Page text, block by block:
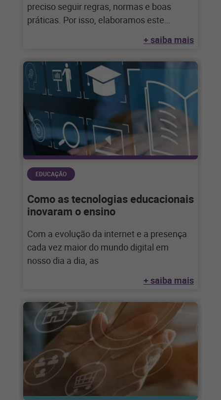
preciso seguir regras, normas e boas
práticas. Por isso, elaboramos este
+ saiba mais
EDUCAÇÃO
Como as tecnologias educacionais
inovaram o ensino
Com a evolução da internet e a presença
cada vez maior do mundo digital em
nosso dia a dia, as
+ saiba mais